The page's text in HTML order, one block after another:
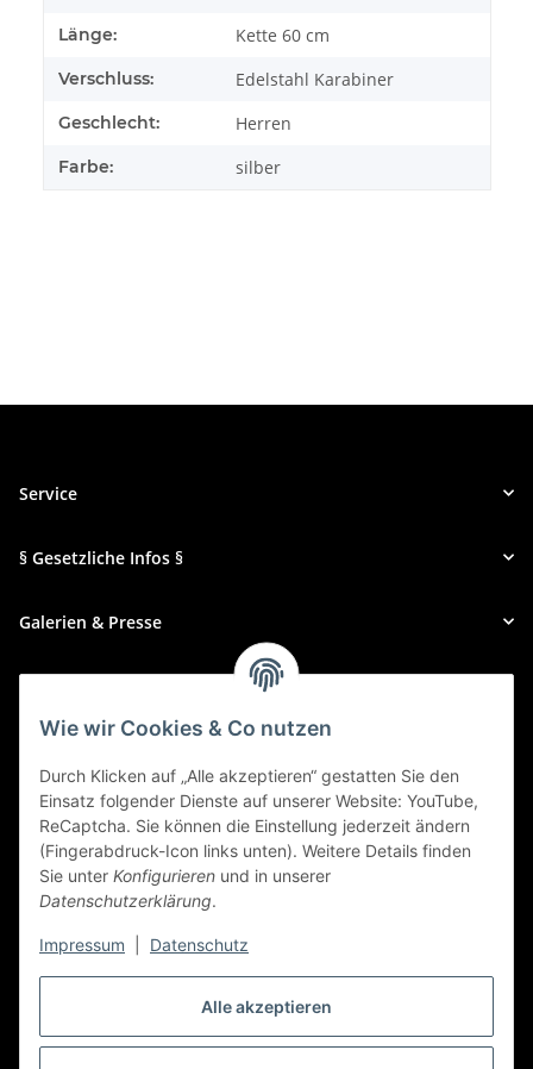
Alle akzeptieren
Wie wir Cookies & Co nutzen
Durch Klicken auf „Alle akzeptieren“ gestatten Sie den
Einsatz folgender Dienste auf unserer Website: YouTube,
ReCaptcha. Sie können die Einstellung jederzeit ändern
(Fingerabdruck-Icon links unten). Weitere Details finden
Sie unter Konfigurieren und in unserer
Datenschutzerklärung.
Impressum Datenschutz
Länge: Kette 60 cm
Verschluss: Edelstahl Karabiner
Geschlecht: Herren
Farbe: silber
Service
§ Gesetzliche Infos §
Galerien & Presse
Zahlungsmethoden